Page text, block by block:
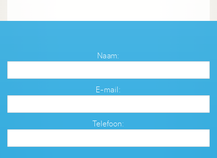
Naam:
E-mail:
Telefoon: